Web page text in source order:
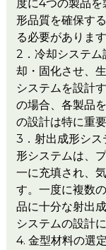
度に4つの製品
形品質を確保す
る必要があります
2．冷却システ
却・固化させ、
システムを設計
の場合、各製品
の設計は特に重要
3．射出成形シ
形システムは、
一に充填され、
す。一度に複数
品に十分な射出
システムの設計
4. 金型材料の選